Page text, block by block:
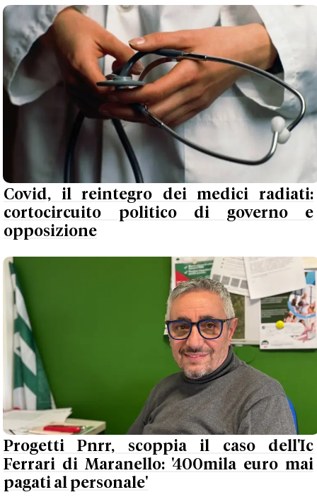
Covid, il reintegro dei medici radiati:
cortocircuito politico di governo e
opposizione
Progetti Pnrr, scoppia il caso dell'Ic
Ferrari di Maranello: '400mila euro mai
pagati al personale'